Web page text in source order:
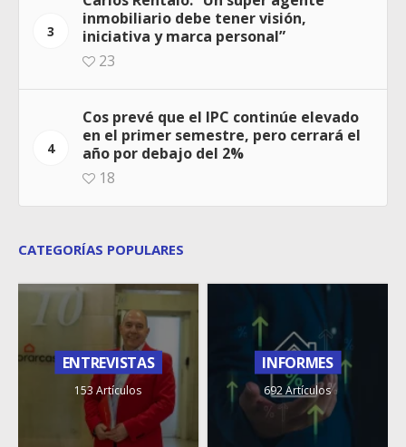
3
inmobiliario debe tener visión,
iniciativa y marca personal”
23
4
Cos prevé que el IPC continúe elevado
en el primer semestre, pero cerrará el
año por debajo del 2%
18
CATEGORÍAS POPULARES
ENTREVISTAS
153 Artículos
INFORMES
692 Artículos